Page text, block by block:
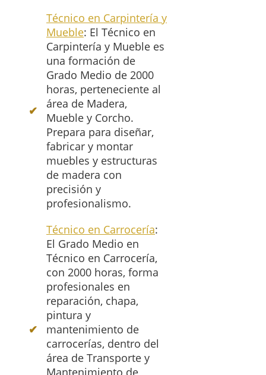
Técnico en Carpintería y
Mueble: El Técnico en
Carpintería y Mueble es
una formación de
Grado Medio de 2000
horas, perteneciente al
área de Madera,
Mueble y Corcho.
Prepara para diseñar,
fabricar y montar
muebles y estructuras
de madera con
precisión y
profesionalismo.
Técnico en Carrocería:
El Grado Medio en
Técnico en Carrocería,
con 2000 horas, forma
profesionales en
reparación, chapa,
pintura y
mantenimiento de
carrocerías, dentro del
área de Transporte y